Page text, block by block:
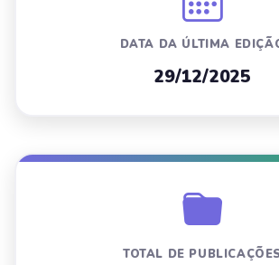
DATA DA ÚLTIMA
29/12/2025
TOTAL DE